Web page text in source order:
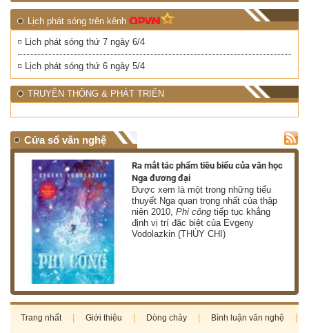
Lịch phát sóng trên kênh
Lịch phát sóng thứ 7 ngày 6/4
Lịch phát sóng thứ 6 ngày 5/4
TRUYỀN THÔNG & PHÁT TRIỂN
Cửa sổ văn nghệ
Ra mắt tác phẩm tiêu biểu của văn học
Nga đương đại
Được xem là một trong những tiểu
thuyết Nga quan trọng nhất của thập
niên 2010,Phi công tiếp tục khẳng
định vị trí đặc biệt của Evgeny
Vodolazkin (THÙY CHI)
Trang nhất Giới thiệu Dòng chảy Bình luận văn nghệ